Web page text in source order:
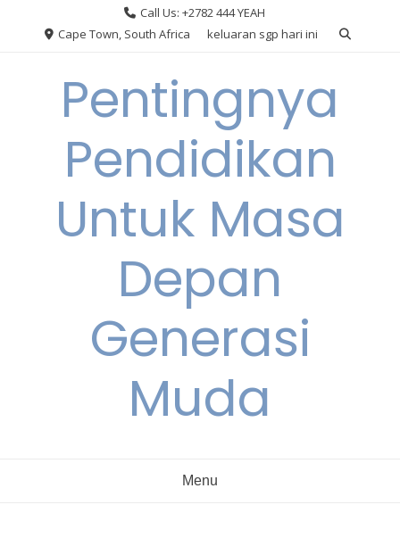
Call Us: +2782 444 YEAH
Cape Town, South Africa
keluaran sgp hari ini
Pentingnya
Pendidikan
Untuk Masa
Depan
Generasi
Muda
Menu